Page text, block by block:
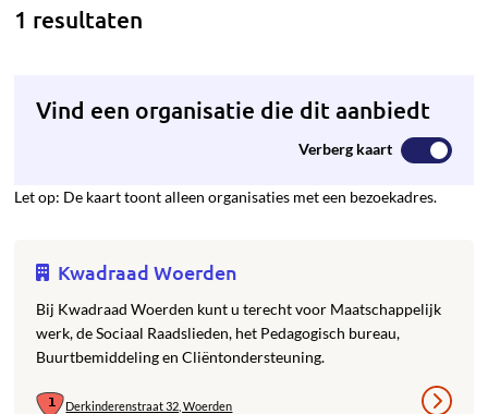
1 resultaten
Vind een organisatie die dit aanbiedt
Verberg kaart
Let op: De kaart toont alleen organisaties met een bezoekadres.
Kwadraad Woerden
Bij Kwadraad Woerden kunt u terecht voor Maatschappelijk
werk, de Sociaal Raadslieden, het Pedagogisch bureau,
Buurtbemiddeling en Cliëntondersteuning.
Derkinderenstraat 32, Woerden